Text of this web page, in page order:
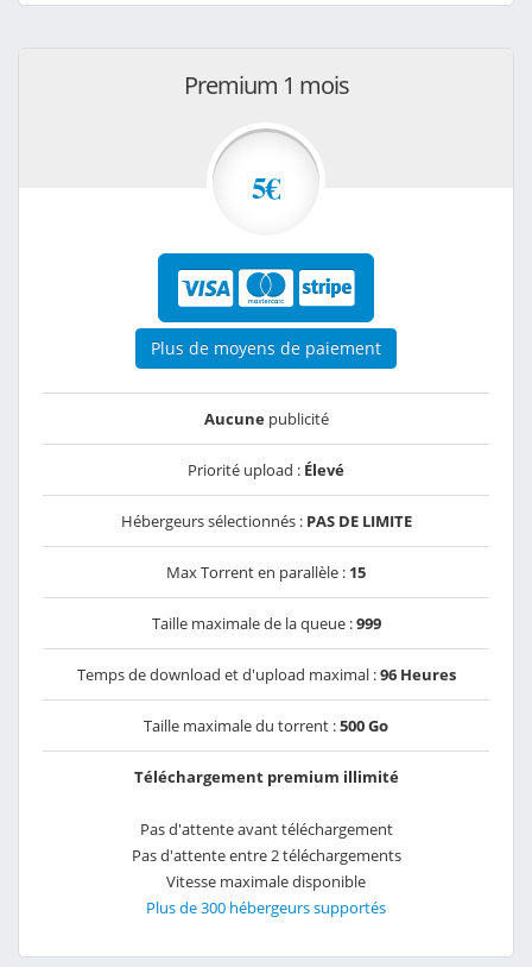
Premium 1 mois
5€
Plus de moyens de paiement
Aucunepublicité
Priorité upload : Élevé
Hébergeurs sélectionnés : PAS DE LIMITE
Max Torrent en parallèle : 15
Taille maximale de la queue :999
Temps de download et d'upload maximal :96 Heures
Taille maximale du torrent :500 Go
Téléchargement premium illimité
Pas d'attente avant téléchargement
Pas d'attente entre 2 téléchargements
Vitesse maximale disponible
Plus de 300 hébergeurs supportés